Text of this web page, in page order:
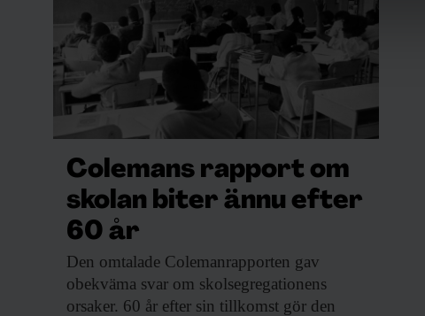
Vi använder enhetsidentifierare
sociala medier och analysera
till de sociala medier och
med annan information som du
Colemans rapport om
skolan biter ännu efter
60 år
Den omtalade Colemanrapporten gav
obekväma svar om skolsegregationens
orsaker. 60 år efter sin tillkomst gör den